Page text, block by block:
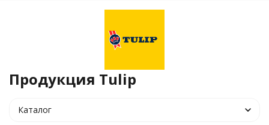
Продукция Tulip
Каталог